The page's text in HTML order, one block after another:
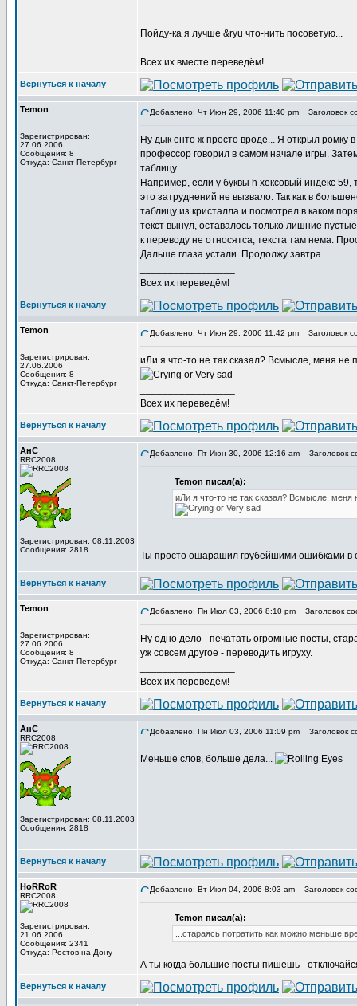
Пойду-ка я лучше &ryu что-нить посоветую...
Всех их вместе переведём!
Вернуться к началу
Temon
Зарегистрирован:
27.06.2006
Сообщения: 8
Откуда: Санкт-Петербург
Добавлено: Чт Июн 29, 2006 11:40 pm Заголовок
Ну дык енто ж просто вроде... Я открыл ромку
профессор говорил в самом начале игры.
таблицу.
Например, если у буквы h хексовый индекс 59,
это затруднений не вызвало. Так как в
таблицу из кристалла и посмотрел в каком
текст вынул, оставалось только лишние
к переводу не относятса, текста там нема.
Дальше глаза устали. Продолжу завтра.
Всех их переведём!
Вернуться к началу
Temon
Зарегистрирован:
27.06.2006
Сообщения: 8
Откуда: Санкт-Петербург
Добавлено: Чт Июн 29, 2006 11:42 pm Заголовок
иЛи я что-то не так сказал? Всмысле, меня не
Всех их переведём!
Вернуться к началу
АнС
RRC2008
Зарегистрирован: 08.11.2003
Сообщения: 2818
Добавлено: Пт Июн 30, 2006 12:16 am Заголовок
Temon писал(а):
иЛи я что-то не так сказал? Всмысле, меня
Ты просто ошарашил грубейшими ошибками в
Вернуться к началу
Temon
Зарегистрирован:
27.06.2006
Сообщения: 8
Откуда: Санкт-Петербург
Добавлено: Пн Июл 03, 2006 8:10 pm Заголовок
Ну одно дело - печатать огромные посты,
уж совсем другое - переводить игруху.
Всех их переведём!
Вернуться к началу
АнС
RRC2008
Зарегистрирован: 08.11.2003
Сообщения: 2818
Добавлено: Пн Июл 03, 2006 11:09 pm Заголовок
Меньше слов, больше дела...
Вернуться к началу
HoRRoR
RRC2008
Зарегистрирован:
21.06.2006
Сообщения: 2341
Откуда: Ростов-на-Дону
Добавлено: Вт Июл 04, 2006 8:03 am Заголовок
Temon писал(а):
...стараясь потратить как можно меньше
А ты когда большие посты пишешь -
Вернуться к началу